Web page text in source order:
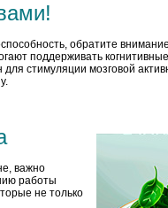
обратите
поддерживать
стимуляции мозговой
важно
работы
не только